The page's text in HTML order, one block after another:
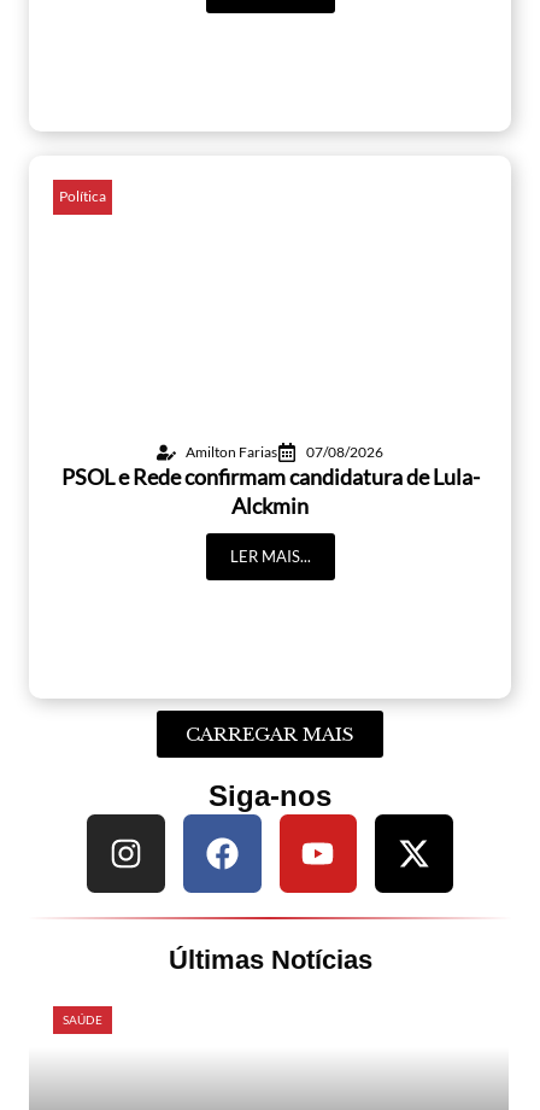
Política
Amilton Farias 07/08/2026
PSOL e Rede confirmam candidatura de Lula-
Alckmin
LER MAIS...
CARREGAR MAIS
Siga-nos
Últimas Notícias
SAÚDE